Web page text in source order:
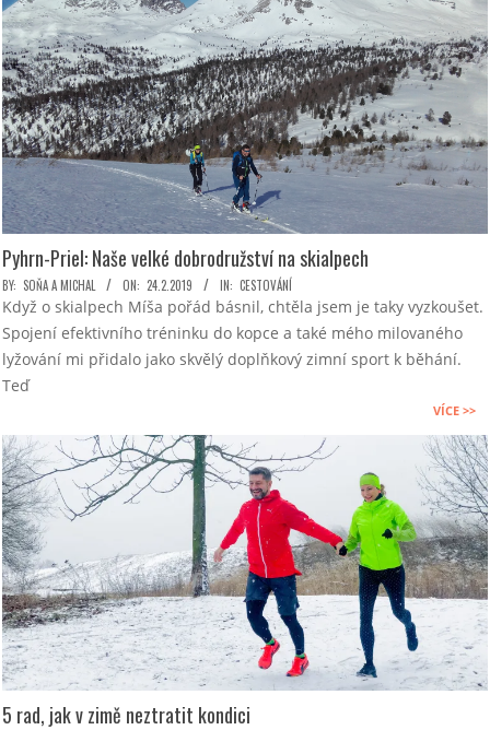
Pyhrn-Priel: Naše velké dobrodružství na skialpech
2019-
02-
24
BY: SOŇA A MICHAL ON: 24.2.2019 IN: CESTOVÁNÍ
Když o skialpech Míša pořád básnil, chtěla jsem je taky vyzkoušet.
Spojení efektivního tréninku do kopce a také mého milovaného
lyžování mi přidalo jako skvělý doplňkový zimní sport k běhání.
Teď
VÍCE >>
5 rad, jak v zimě neztratit kondici